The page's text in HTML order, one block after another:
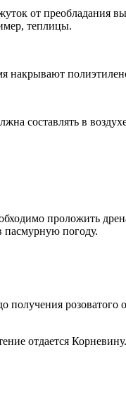
от преобладания
теплицы.
накрывают
составлять в
проложить
пасмурную погоду.
получения розоватого
отдается Корневину.